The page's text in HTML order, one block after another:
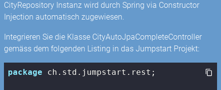
CityRepository Instanz wird durch Spring via Constructor
Injection automatisch zugewiesen.
Integrieren Sie die Klasse CityAutoJpaCompleteController
gemäss dem folgenden Listing in das Jumpstart Projekt:
package ch.std.jumpstart.rest;